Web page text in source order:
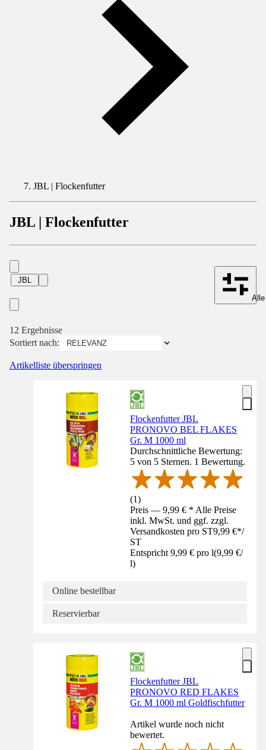
JBL | Flockenfutter
JBL | Flockenfutter
JBL
12 Ergebnisse
Sortiert nach:
Artikelliste überspringen
Flockenfutter JBL
PRONOVO BEL FLAKES
Gr. M 1000 ml
Durchschnittliche Bewertung:
5 von 5 Sternen. 1 Bewertung.
(1)
Preis — 9,99 € * Alle Preise
inkl. MwSt. und ggf. zzgl.
Versandkosten pro ST9,99 €*/
ST
Entspricht 9,99 € pro l(9,99 €/
l)
Online bestellbar
Reservierbar
Flockenfutter JBL
PRONOVO RED FLAKES
Gr. M 1000 ml Goldfischfutter
Artikel wurde noch nicht
bewertet.